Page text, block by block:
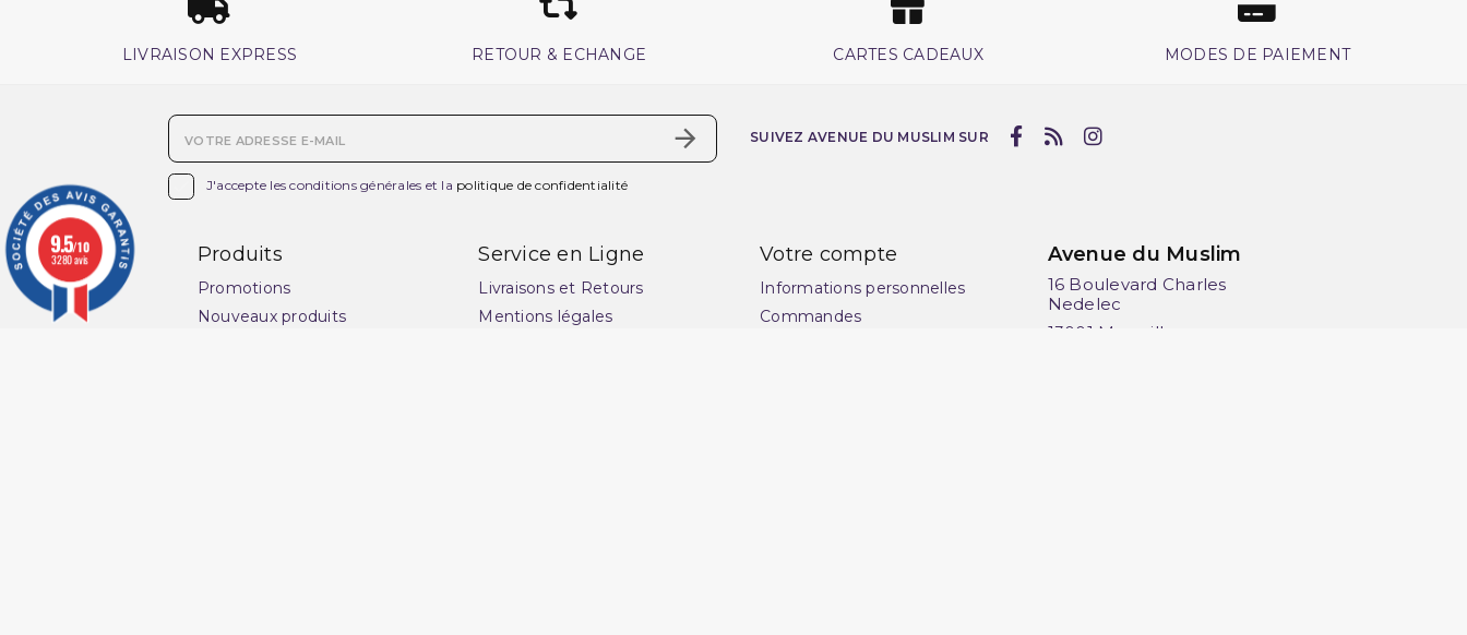
LIVRAISON EXPRESS RETOUR & ECHANGE CARTES CADEAUX MODES DE PAIEMENT
J'accepte les conditions générales et la politique de confidentialité
SUIVEZ AVENUE DU MUSLIM SUR
Produits
Promotions
Nouveaux produits
Service en Ligne
Livraisons et Retours
Mentions légales
Votre compte
Informations personnelles
Commandes
Avenue du Muslim
16 Boulevard Charles
Nedelec
13001 Marseille
9.5/10
3280 avis